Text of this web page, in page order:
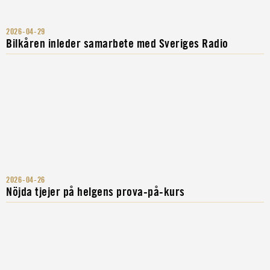
2026-04-29
Bilkåren inleder samarbete med Sveriges Radio
2026-04-26
Nöjda tjejer på helgens prova-på-kurs